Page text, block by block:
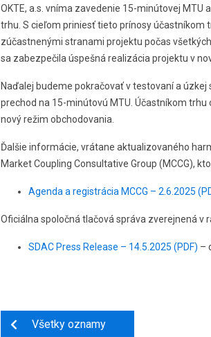
OKTE, a.s. vníma zavedenie 15-minútovej
trhu. S cieľom priniesť tieto prínosy účastníkom
zúčastnenými stranami projektu počas
sa zabezpečila úspešná realizácia projektu v
Naďalej budeme pokračovať v testovaní a
prechod na 15-minútovú MTU. Účastníkom
nový režim obchodovania.
Ďalšie informácie, vrátane aktualizovaného
Market Coupling Consultative Group (MCCG),
Agenda a registrácia MCCG – 2.6.2025
Oficiálna spoločná tlačová správa zverejnená v
SDAC Press Release – 14.5.2025 (PDF) –
Všetky oznamy